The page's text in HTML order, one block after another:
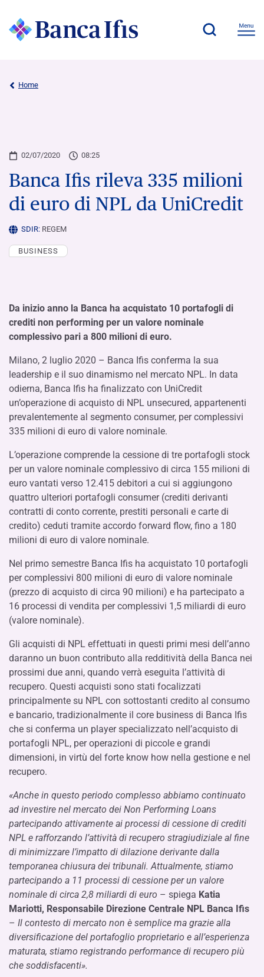
Home
02/07/2020 08:25
Banca Ifis rileva 335 milioni
di euro di NPL da UniCredit
SDIR: REGEM
BUSINESS
Da inizio anno la Banca ha acquistato 10 portafogli di
crediti non performing per un valore nominale
complessivo pari a 800 milioni di euro.
Milano, 2 luglio 2020 – Banca Ifis conferma la sua
leadership e il suo dinamismo nel mercato NPL. In data
odierna, Banca Ifis ha finalizzato con UniCredit
un’operazione di acquisto di NPL unsecured, appartenenti
prevalentemente al segmento consumer, per complessivi
335 milioni di euro di valore nominale.
L’operazione comprende la cessione di tre portafogli stock
per un valore nominale complessivo di circa 155 milioni di
euro vantati verso 12.415 debitori a cui si aggiungono
quattro ulteriori portafogli consumer (crediti derivanti
contratti di conto corrente, prestiti personali e carte di
credito) ceduti tramite accordo forward flow, fino a 180
milioni di euro di valore nominale.
Nel primo semestre Banca Ifis ha acquistato 10 portafogli
per complessivi 800 milioni di euro di valore nominale
(prezzo di acquisto di circa 90 milioni) e ha partecipato a
16 processi di vendita per complessivi 1,5 miliardi di euro
(valore nominale).
Gli acquisti di NPL effettuati in questi primi mesi dell’anno
daranno un buon contributo alla redditività della Banca nei
prossimi due anni, quando verrà eseguita l’attività di
recupero. Questi acquisti sono stati focalizzati
principalmente su NPL con sottostanti credito al consumo
e bancario, tradizionalmente il core business di Banca Ifis
che si conferma un player specializzato nell’acquisto di
portafogli NPL, per operazioni di piccole e grandi
dimensioni, in virtù del forte know how nella gestione e nel
recupero.
«Anche in questo periodo complesso abbiamo continuato
ad investire nel mercato dei Non Performing Loans
partecipando attivamente ai processi di cessione di crediti
NPL e rafforzando l’attività di recupero stragiudiziale al fine
di minimizzare l’impatto di dilazione derivante dalla
temporanea chiusura dei tribunali. Attualmente, stiamo
partecipando a 11 processi di cessione per un valore
nominale di circa 2,8 miliardi di euro – spiega Katia
Mariotti, Responsabile Direzione Centrale NPL Banca Ifis
– Il contesto di mercato non è semplice ma grazie alla
diversificazione del portafoglio proprietario e all’esperienza
maturata, stiamo registrando performance di recupero più
che soddisfacenti».